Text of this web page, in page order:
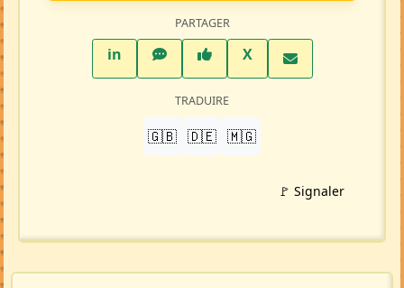
PARTAGER
inLinkedInWhatsAppFacebook
XTwitter X
TRADUIRE
🇬🇧 🇩🇪 🇲🇬
🚩 Signaler